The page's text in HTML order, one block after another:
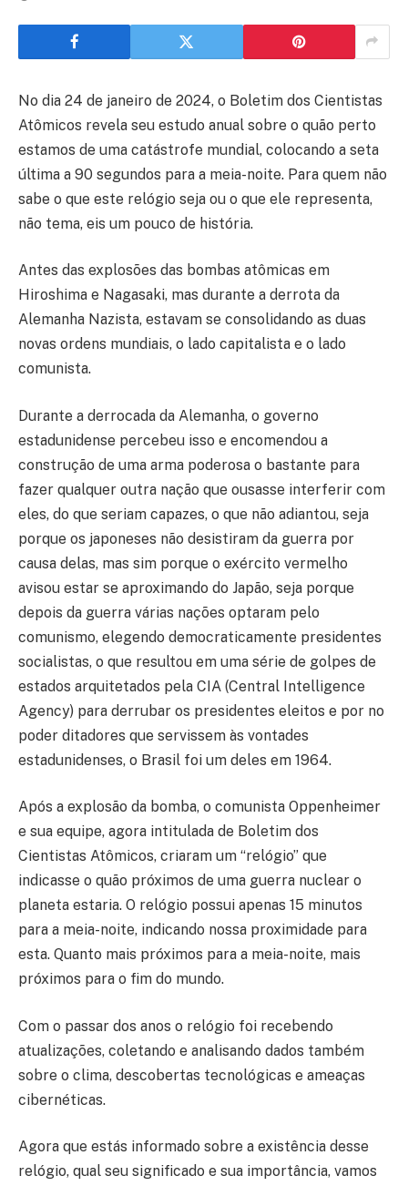
No dia 24 de janeiro de 2024, o Boletim dos Cientistas
Atômicos revela seu estudo anual sobre o quão perto
estamos de uma catástrofe mundial, colocando a seta
última a 90 segundos para a meia-noite. Para quem não
sabe o que este relógio seja ou o que ele representa,
não tema, eis um pouco de história.
Antes das explosões das bombas atômicas em
Hiroshima e Nagasaki, mas durante a derrota da
Alemanha Nazista, estavam se consolidando as duas
novas ordens mundiais, o lado capitalista e o lado
comunista.
Durante a derrocada da Alemanha, o governo
estadunidense percebeu isso e encomendou a
construção de uma arma poderosa o bastante para
fazer qualquer outra nação que ousasse interferir com
eles, do que seriam capazes, o que não adiantou, seja
porque os japoneses não desistiram da guerra por
causa delas, mas sim porque o exército vermelho
avisou estar se aproximando do Japão, seja porque
depois da guerra várias nações optaram pelo
comunismo, elegendo democraticamente presidentes
socialistas, o que resultou em uma série de golpes de
estados arquitetados pela CIA (Central Intelligence
Agency) para derrubar os presidentes eleitos e por no
poder ditadores que servissem às vontades
estadunidenses, o Brasil foi um deles em 1964.
Após a explosão da bomba, o comunista Oppenheimer
e sua equipe, agora intitulada de Boletim dos
Cientistas Atômicos, criaram um “relógio” que
indicasse o quão próximos de uma guerra nuclear o
planeta estaria. O relógio possui apenas 15 minutos
para a meia-noite, indicando nossa proximidade para
esta. Quanto mais próximos para a meia-noite, mais
próximos para o fim do mundo.
Com o passar dos anos o relógio foi recebendo
atualizações, coletando e analisando dados também
sobre o clima, descobertas tecnológicas e ameaças
cibernéticas.
Agora que estás informado sobre a existência desse
relógio, qual seu significado e sua importância, vamos